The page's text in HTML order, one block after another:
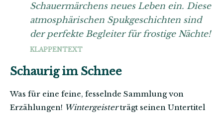
Schauermärchens neues Leben ein. Diese
atmosphärischen Spukgeschichten sind
der perfekte Begleiter für frostige Nächte!
KLAPPENTEXT
Schaurig im Schnee
Was für eine feine, fesselnde Sammlung von
Erzählungen! Wintergeisterträgt seinen Untertitel